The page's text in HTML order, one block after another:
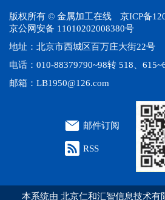
版权所有 © 金属加工在线 京ICP备
京公网安备 11010202008380号
地址：北京市西城区百万庄大街22号
电话：010-88379790~98转 518、
邮箱： LB1950@126.com
邮件订阅
RSS
本系统由 北京仁和汇智信息技术有